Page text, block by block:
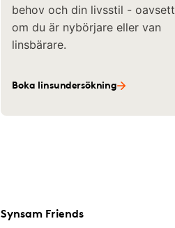
behov och din livsstil - oavsett
om du är nybörjare eller van
linsbärare.
Boka linsundersökning
Synsam Friends